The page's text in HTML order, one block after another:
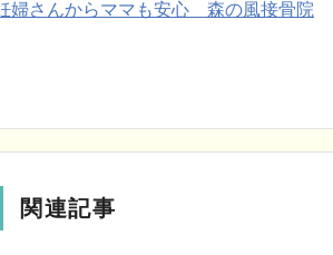
婦さんからママも安心 森の風接骨院
関連記事